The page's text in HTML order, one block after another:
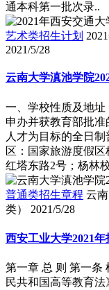
通本科第一批次录..
艺术类招生计划
2021/5/28
云南大学滇池学院
一、学校性质及地址
申办并获教育部批
人才为目标的全日
区：国家旅游度假
红塔东路2号；杨林
普通类招生章程 云
类）
2021/5/28
西安工业大学2021年
第一章 总 则 第一条
民共和国高等教育